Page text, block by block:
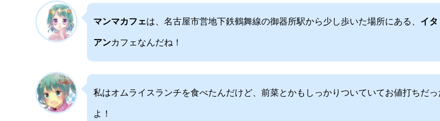
マンマカフェは、名古屋市営地下鉄鶴舞線の御器所駅から少し歩いた場所にある、 イタ
アンカフェなんだね！
私はオムライスランチを食べたんだけど、前菜とかもしっかりついていてお値打ちだっ
よ！